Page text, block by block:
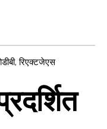
,रिएक्टजेएस